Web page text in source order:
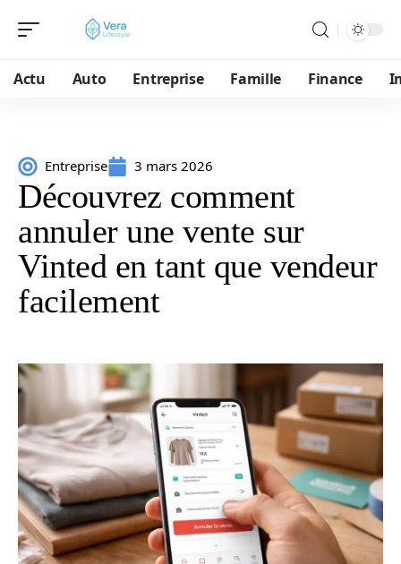
Actu Auto Entreprise Famille Finance
Entreprise 3 mars 2026
Découvrez comment
annuler une vente sur
Vinted en tant que vendeur
facilement